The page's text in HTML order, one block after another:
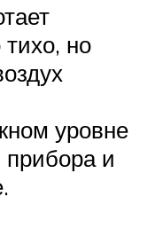
тихо, но
уровне
прибора и